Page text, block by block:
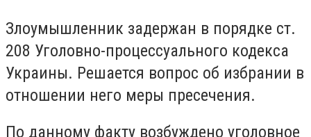
Злоумышленник задержан в порядке ст.
208 Уголовно-процессуального кодекса
Украины. Решается вопрос об избрании в
отношении него меры пресечения.
По данному факту возбуждено уголовное